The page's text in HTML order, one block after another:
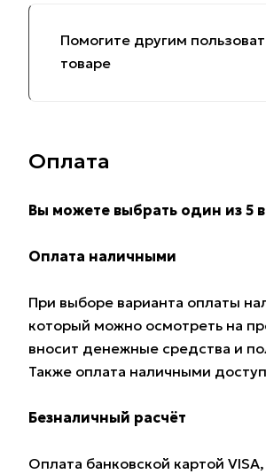
Помогите другим
товаре
Оплата
Вы можете выбрать один из 5
Оплата наличными
При выборе варианта оплаты
который можно осмотреть на
вносит денежные средства и
Также оплата наличными
Безналичный расчёт
Оплата банковской картой